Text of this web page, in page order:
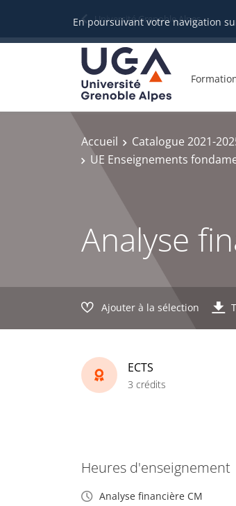
En poursuivant votre navigation
Université Grenoble Alpes
Accueil Catalogue 2021-
UE Enseignements
Analyse
Ajouter à la sélection
ECTS
3 crédits
Heures d'enseignement
Analyse financière CM